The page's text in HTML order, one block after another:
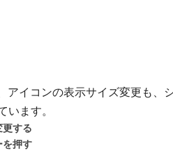
イコンの表示サイズ変更も、
います。
する
を押す